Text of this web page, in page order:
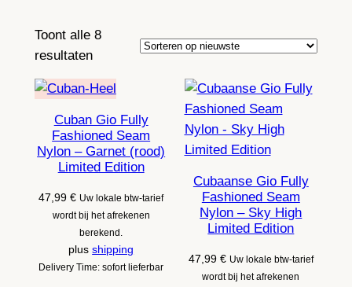
Toont alle 8
resultatenGesorteerd
nieuwste
Cuban Gio Fully
Fashioned Seam
Nylon – Garnet (rood)
Limited Edition
47,99€ Uw lokale btw-tarief
wordt bij het afrekenen
berekend.
plusshipping
Delivery Time: sofort lieferbar
Cubaanse Gio Fully
Fashioned Seam
Nylon – Sky High
Limited Edition
47,99 € Uw lokale btw-tarief
wordt bij het afrekenen